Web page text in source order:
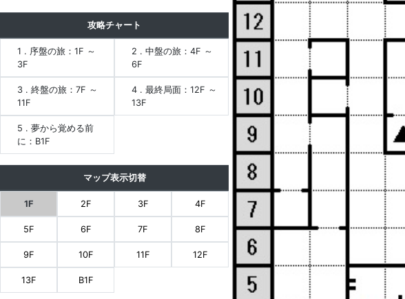
攻略チャート
1 . 序盤の旅：1F ～
3F
2 . 中盤の旅：4F ～
6F
3 . 終盤の旅：7F ～
11F
4 . 最終局面：12F ～
13F
5 . 夢から覚める前
に：B1F
マップ表示切替
1F 2F 3F 4F
5F 6F 7F 8F
9F 10F 11F 12F
13F B1F